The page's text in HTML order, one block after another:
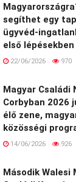
segíthet egy
ügyvéd-
első lépésekben
22/06/2026 970
Magyar Családi
Corbyban 2026
élő zene,
közösségi
14/06/2026 926
Második Walesi